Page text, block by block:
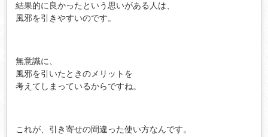
結果的に良かったという思いがある人は、
風邪を引きやすいのです。
無意識に、
風邪を引いたときのメリットを
考えてしまっているからですね。
これが、引き寄せの間違った使い方なんです。